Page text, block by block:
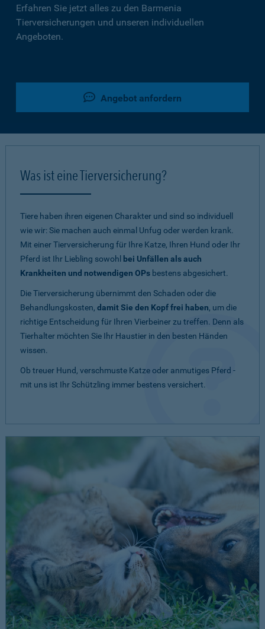
Erfahren Sie jetzt alles zu den Barmenia
Tierversicherungen und unseren individuellen
Angeboten.
Angebot anfordern
Was ist eine Tierversicherung?
Tiere haben ihren eigenen Charakter und sind so individuell
wie wir: Sie machen auch einmal Unfug oder werden krank.
Mit einer Tierversicherung für Ihre Katze, Ihren Hund oder Ihr
Pferd ist Ihr Liebling sowohl
bei Unfällen als auch
Krankheiten und notwendigen OPs bestens abgesichert.
Die Tierversicherung übernimmt den Schaden oder die
Behandlungskosten, damit Sie den Kopf frei haben, um die
richtige Entscheidung für Ihren Vierbeiner zu treffen. Denn als
Tierhalter möchten Sie Ihr Haustier in den besten Händen
wissen.
Ob treuer Hund, verschmuste Katze oder anmutiges Pferd -
mit uns ist Ihr Schützling immer bestens versichert.